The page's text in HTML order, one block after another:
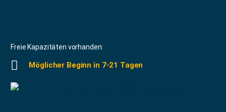
Freie Kapazitäten vorhanden:
Möglicher Beginn in 7-21 Tagen